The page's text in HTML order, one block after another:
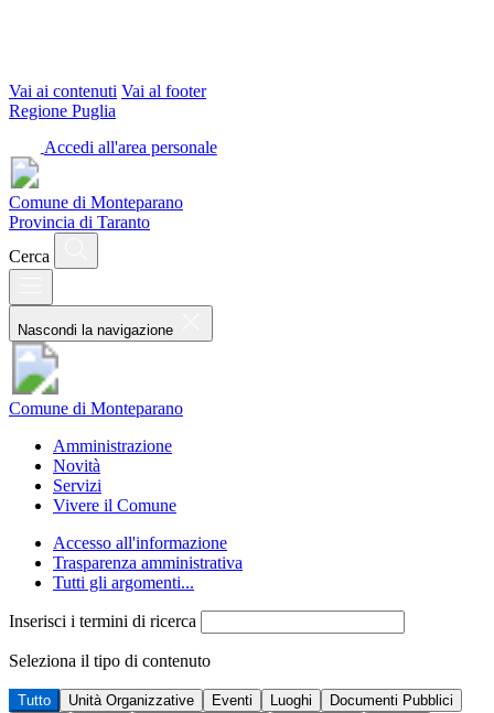
Vai ai contenuti Vai al footer
Regione Puglia
Accedi all'area personale
Comune di Monteparano
Provincia di Taranto
Cerca
Nascondi la navigazione
Comune di Monteparano
Amministrazione
Novità
Servizi
Vivere il Comune
Accesso all'informazione
Trasparenza amministrativa
Tutti gli argomenti...
Inserisci i termini di ricerca
Seleziona il tipo di contenuto
Tutto Unità Organizzative Eventi Luoghi
Documenti Pubblici